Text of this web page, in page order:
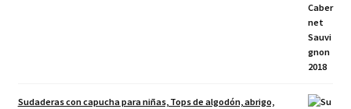
Sudaderas con capucha para niñas, Tops de algodón, abrigo,